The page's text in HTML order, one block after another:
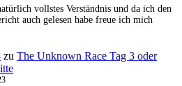
vollstes Verständnis und da ich den
auch gelesen habe freue ich mich
zu The Unknown Race Tag 3 oder